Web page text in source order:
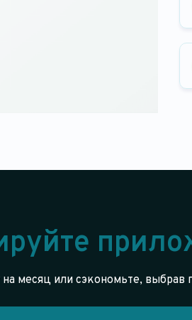
месяц или сэкономьте, выбрав